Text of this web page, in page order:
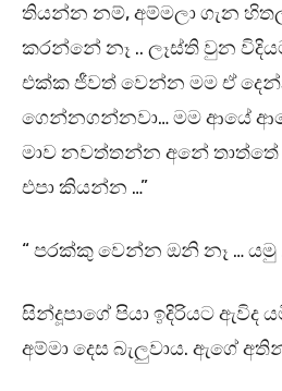
තියන්න නම්, අම්මලා ගැන
කරන්නේ නෑ .. ලෑස්ති වුන
එක්ක ජීවත් වෙන්න මම ඒ
ගෙන්නගන්නවා… මම ආයේ
මාව නවත්තන්න අනේ
එපා කියන්න …”
“ පරක්කු වෙන්න ඔනි නෑ … යමු
සින්දූපාගේ පියා ඉදිරියට ඇවිද
අම්මා දෙස බැලුවාය. ඇගේ